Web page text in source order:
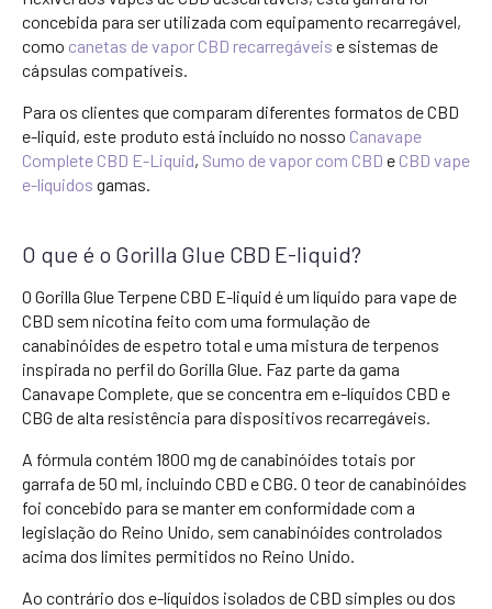
concebida para ser utilizada com equipamento recarregável,
como canetas de vapor CBD recarregáveis e sistemas de
cápsulas compatíveis.
Para os clientes que comparam diferentes formatos de CBD
e-liquid, este produto está incluído no nosso Canavape
Complete CBD E-Liquid, Sumo de vapor com CBD e CBD vape
e-líquidos gamas.
O que é o Gorilla Glue CBD E-liquid?
O Gorilla Glue Terpene CBD E-liquid é um líquido para vape de
CBD sem nicotina feito com uma formulação de
canabinóides de espetro total e uma mistura de terpenos
inspirada no perfil do Gorilla Glue. Faz parte da gama
Canavape Complete, que se concentra em e-líquidos CBD e
CBG de alta resistência para dispositivos recarregáveis.
A fórmula contém 1800 mg de canabinóides totais por
garrafa de 50 ml, incluindo CBD e CBG. O teor de canabinóides
foi concebido para se manter em conformidade com a
legislação do Reino Unido, sem canabinóides controlados
acima dos limites permitidos no Reino Unido.
Ao contrário dos e-líquidos isolados de CBD simples ou dos